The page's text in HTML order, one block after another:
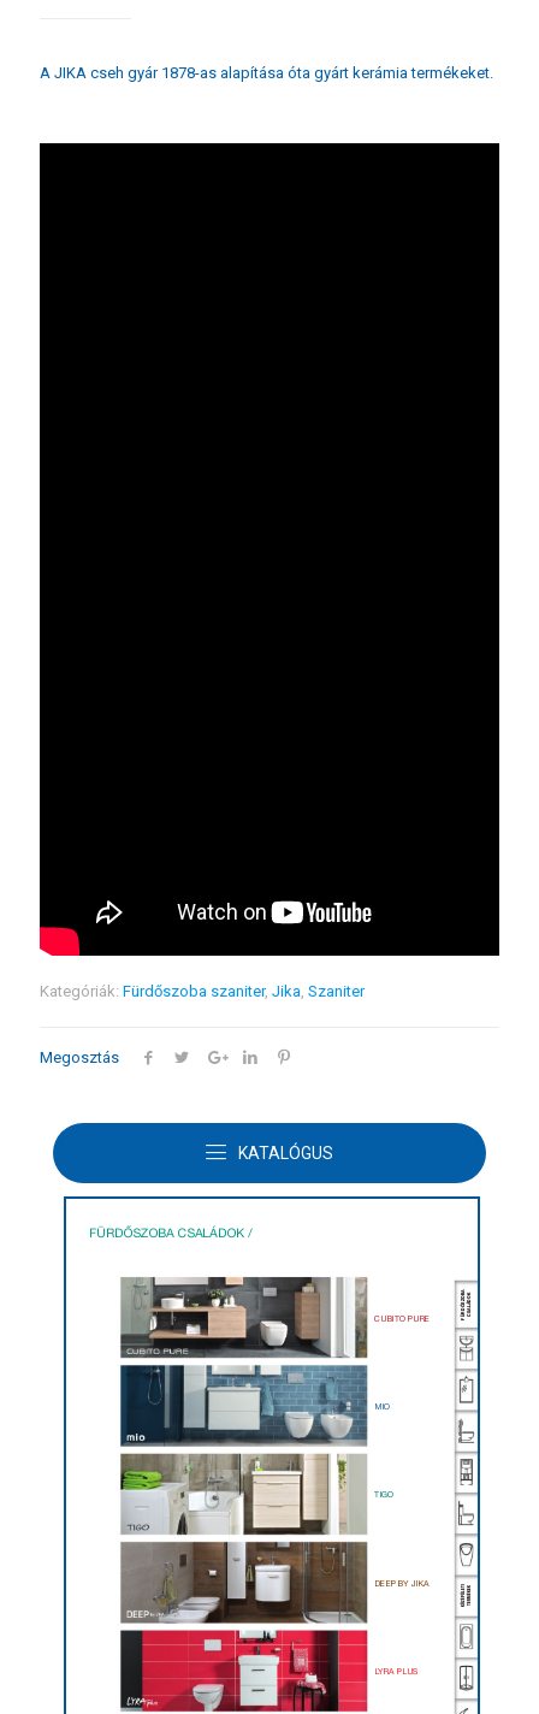
A JIKA cseh gyár 1878-as alapítása óta gyárt kerámia termékeket.
Kategóriák: Fürdőszoba szaniter, Jika, Szaniter
Megosztás
KATALÓGUS
TOVÁBBI INFORMÁCIÓK